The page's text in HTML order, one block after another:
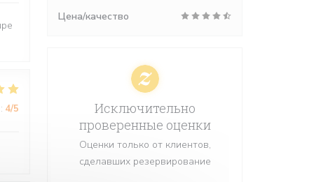
4/5
Цена/качество
Исключительно
проверенные оценки
Оценки только от клиентов,
сделавших резервирование